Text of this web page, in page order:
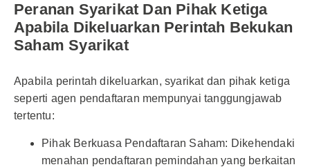
Peranan Syarikat Dan Pihak Ketiga
Apabila Dikeluarkan Perintah Bekukan
Saham Syarikat
Apabila perintah dikeluarkan, syarikat dan pihak ketiga
seperti agen pendaftaran mempunyai tanggungjawab
tertentu:
Pihak Berkuasa Pendaftaran Saham: Dikehendaki
menahan pendaftaran pemindahan yang berkaitan